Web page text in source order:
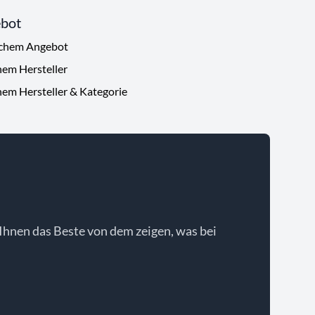
Angebot
Hersteller
Hersteller & Kategorie
das Beste von dem zeigen, was bei